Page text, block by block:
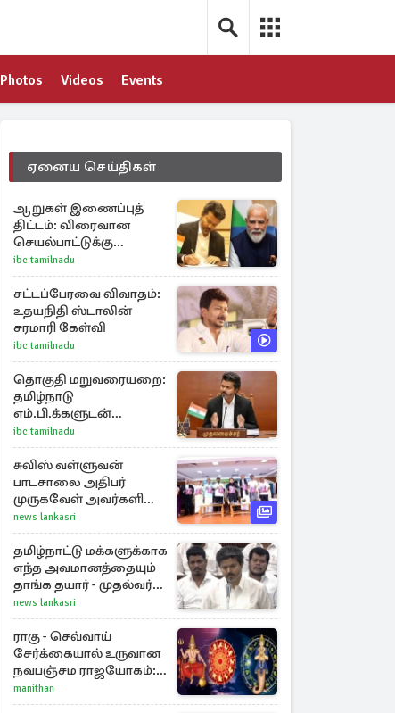
Photos Videos Events
ஏனைய செய்திகள்
ஆறுகள் இணைப்புத்
திட்டம்: விரைவான
செயல்பாட்டுக்கு
பிரதமருக்கு
முதலமைச்சர் கடிதம்
ibc tamilnadu
சட்டப்பேரவை விவாதம்:
உதயநிதி ஸ்டாலின்
சரமாரி கேள்வி
ibc tamilnadu
தொகுதி மறுவரையறை:
தமிழ்நாடு
எம்.பி.க்களுடன்
முதலமைச்சர் விஜய்
ஆலோசனை
ibc tamilnadu
சுவிஸ் வள்ளுவன்
பாடசாலை அதிபர்
முருகவேள் அவர்களின்
சிங்கப்பூர், மலேசியா
மற்றும் தமிழ்நாடு பயண
அனுபவ தொகுப்பு
news lankasri
தமிழ்நாட்டு மக்களுக்காக
எந்த அவமானத்தையும்
தாங்க தயார் - முதல்வர்
விஜய்
news lankasri
ராகு - செவ்வாய்
சேர்க்கையால் உருவான
நவபஞ்சம ராஜயோகம்:
அதிர்ஷ்டம் பெறும் 3
ராசிகள்!
manithan